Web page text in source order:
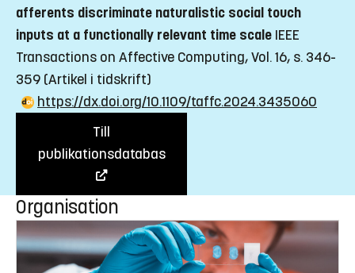
afferents discriminate naturalistic social touch
inputs at a functionally relevant time scale IEEE
Transactions on Affective Computing, Vol. 16, s. 346-
359 (Artikel i tidskrift)
https://dx.doi.org/10.1109/taffc.2024.3435060
Till
publikationsdatabas
Organisation